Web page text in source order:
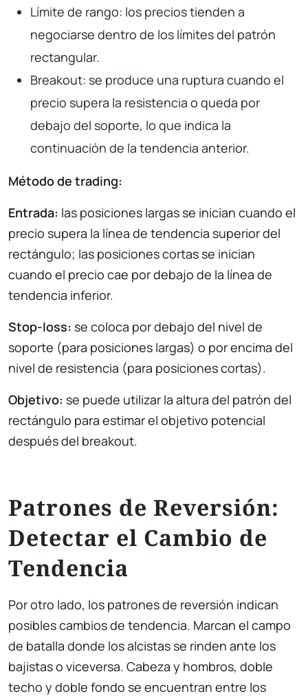
Límite de rango: los precios tienden a
negociarse dentro de los límites del patrón
rectangular.
Breakout: se produce una ruptura cuando el
precio supera la resistencia o queda por
debajo del soporte, lo que indica la
continuación de la tendencia anterior.
Método de trading:
Entrada: las posiciones largas se inician cuando el
precio supera la línea de tendencia superior del
rectángulo; las posiciones cortas se inician
cuando el precio cae por debajo de la línea de
tendencia inferior.
Stop-loss: se coloca por debajo del nivel de
soporte (para posiciones largas) o por encima del
nivel de resistencia (para posiciones cortas).
Objetivo: se puede utilizar la altura del patrón del
rectángulo para estimar el objetivo potencial
después del breakout.
Patrones de Reversión:
Detectar el Cambio de
Tendencia
Por otro lado, los patrones de reversión indican
posibles cambios de tendencia. Marcan el campo
de batalla donde los alcistas se rinden ante los
bajistas o viceversa. Cabeza y hombros, doble
techo y doble fondo se encuentran entre los